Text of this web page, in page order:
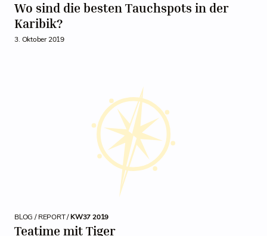
Wo sind die besten Tauchspots in der
Karibik?
3. Oktober 2019
BLOG / REPORT /KW37 2019
Teatime mit Tiger